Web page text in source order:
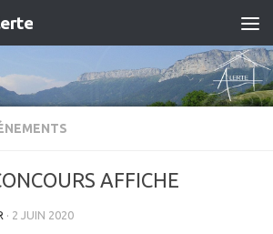
AFFICHE
· 2 JUIN 2020